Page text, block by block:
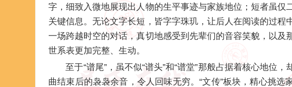
字，细致入微地展现出人物的生平事迹与家族地位；短者虽仅
关键信息。无论文字长短，皆字字珠玑，让后人在阅读的过程
一场跨越时空的对话，真切地感受到先辈们的音容笑貌，以及
世系表更加完整、生动。
至于“谱尾”，虽不似“谱头”和“谱堂”那般占据着核心地位
曲结束后的袅袅余音，令人回味无穷。“文传”板块，精心挑选